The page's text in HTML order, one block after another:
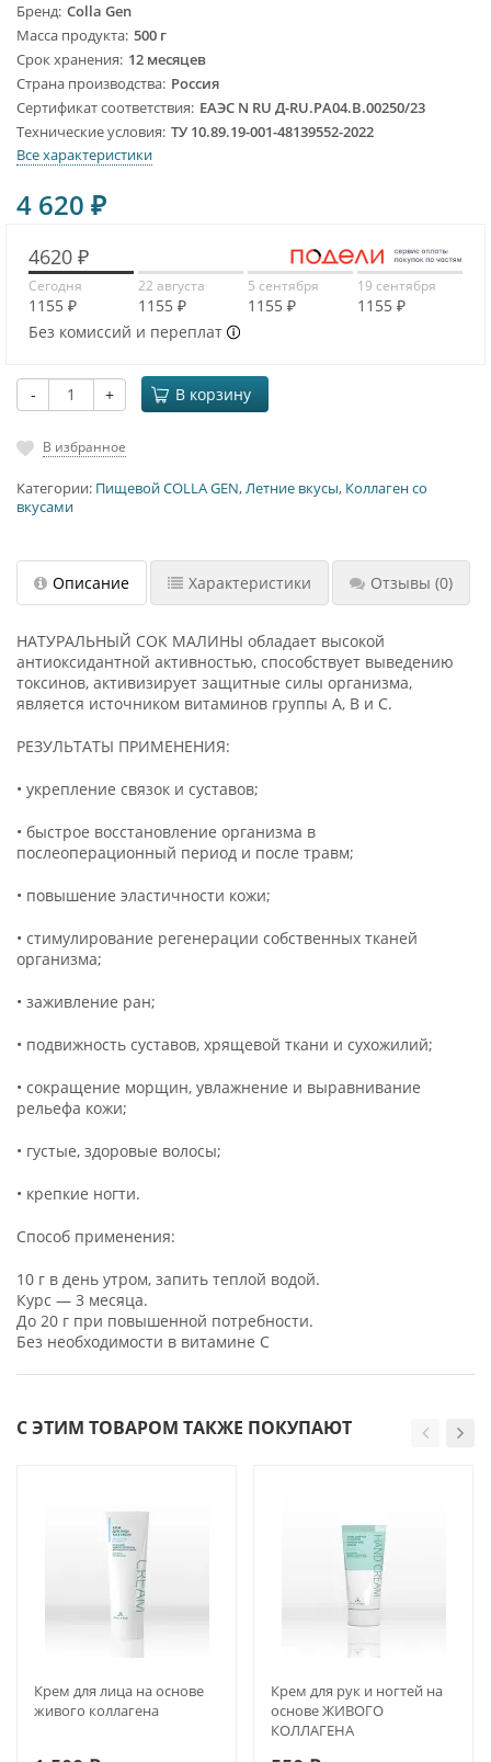
Бренд Colla Gen
Масса продукта 500 г
Срок хранения 12 месяцев
Страна производства Россия
Сертификат соответствия ЕАЭС N RU Д-RU.PA04.B.00250/23
Технические условия ТУ 10.89.19-001-48139552-2022
Все характеристики
4 620 ₽
4620 ₽
Сегодня
1155 ₽
22 августа
1155 ₽
5 сентября
1155 ₽
19 сентября
1155 ₽
Без комиссий и переплат
- + В корзину
В избранное
Категории: Пищевой COLLA GEN,Летние вкусы, Коллаген со
вкусами
Описание Характеристики Отзывы (0)
НАТУРАЛЬНЫЙ СОК МАЛИНЫ обладает высокой
антиоксидантной активностью, способствует выведению
токсинов, активизирует защитные силы организма,
является источником витаминов группы А, В и С.
РЕЗУЛЬТАТЫ ПРИМЕНЕНИЯ:
• укрепление связок и суставов;
• быстрое восстановление организма в
послеоперационный период и после травм;
• повышение эластичности кожи;
• стимулирование регенерации собственных тканей
организма;
• заживление ран;
• подвижность суставов, хрящевой ткани и сухожилий;
• сокращение морщин, увлажнение и выравнивание
рельефа кожи;
• густые, здоровые волосы;
• крепкие ногти.
Способ применения:
10 г в день утром, запить теплой водой.
Курс — 3 месяца.
До 20 г при повышенной потребности.
Без необходимости в витамине C
С ЭТИМ ТОВАРОМ ТАКЖЕ ПОКУПАЮТ
Крем для лица на основе
живого коллагена
Крем для рук и ногтей на
основе ЖИВОГО
КОЛЛАГЕНА